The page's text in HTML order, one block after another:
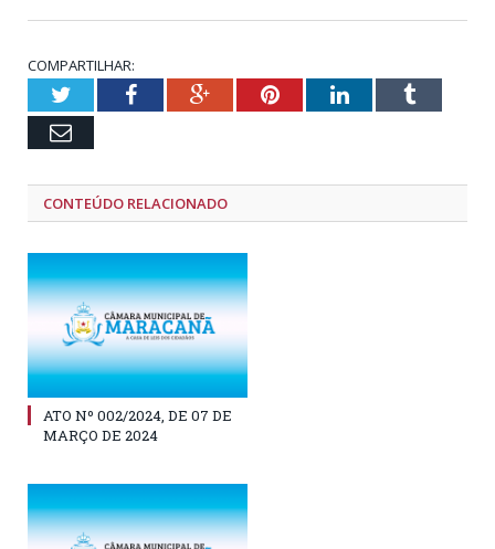
COMPARTILHAR:
TwitterFacebookGoogle+PinterestLinkedInTumblr
Email
CONTEÚDO RELACIONADO
ATO Nº 002/2024, DE 07 DE
MARÇO DE 2024